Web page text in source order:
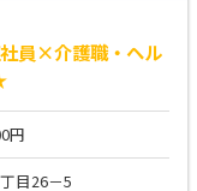
員×介護職・ヘル
円
目26－5